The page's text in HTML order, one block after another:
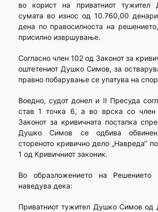
во корист на приватниот тужител
сумата во износ од 10.760,00
дена по правосилноста на
присилно извршување.
Согласно член 102 од Законот за
оштетениот Душко Симов, за
правно побарување се упатува на
Воедно, судот донел и II Пресуда
став 1 точка 6, а во врска со
Законот за кривичната постапка
Душко Симов се одбива
стореното кривично дело „Навреда“
1 од Кривичниот законик.
Во образложението на Решението
наведува дека:
Приватниот тужител Душко Симов од